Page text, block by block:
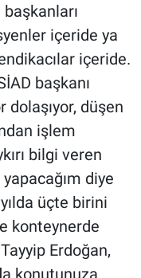
içeride ya
içeride.
başkanı
dolaşıyor, düşen
işlem
bilgi veren
diye
üçte birini
konteynerde
Erdoğan,
konutunuza